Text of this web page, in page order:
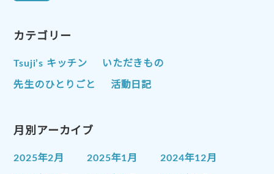
カテゴリー
Tsuji’s キッチン いただきもの
先生のひとりごと 活動日記
月別アーカイブ
2025年2月 2025年1月 2024年12月